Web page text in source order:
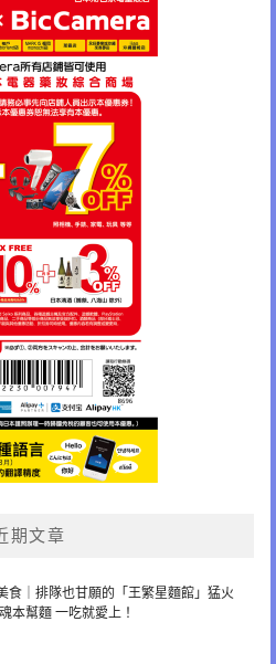
期文章
食｜排隊也甘願的「王繁星麵館」猛火
本幫麵 一吃就愛上！